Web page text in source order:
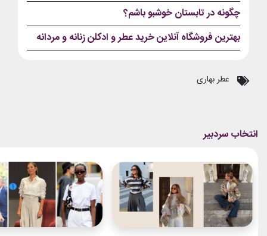
چگونه در تابستان خوشبو باشم؟
بهترین فروشگاه آنلاین خرید عطر و ادکلن زنانه و مردانه
عطر بهاری